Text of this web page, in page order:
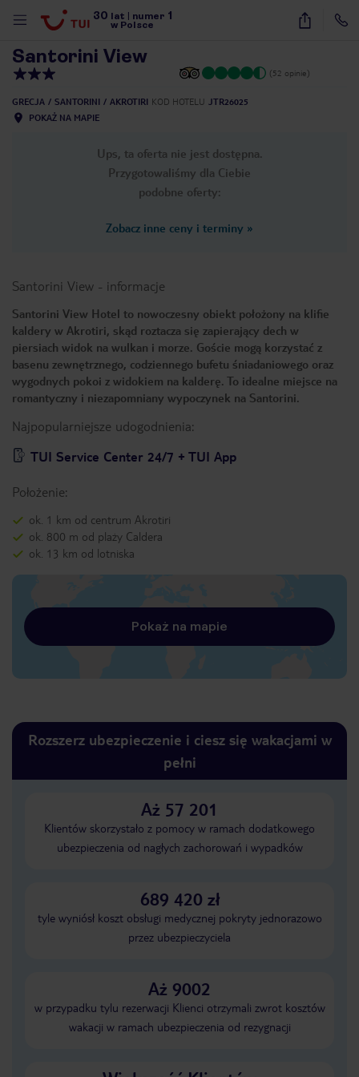
30 lat numer 1
w Polsce
30
Santorini View
(52 opinie)
GRECJA SANTORINI AKROTIRI KOD HOTELU
JTR26025
POKAŻ NA MAPIE
Ups, ta oferta nie jest dostępna.
Przygotowaliśmy dla Ciebie
podobne oferty:
Zobacz inne ceny i terminy »
Santorini View - informacje
Santorini View Hotel to nowoczesny obiekt położony na klifie
kaldery w Akrotiri, skąd roztacza się zapierający dech w
piersiach widok na wulkan i morze. Goście mogą korzystać z
basenu zewnętrznego, codziennego bufetu śniadaniowego oraz
wygodnych pokoi z widokiem na kalderę. To idealne miejsce na
romantyczny i niezapomniany wypoczynek na Santorini.
Najpopularniejsze udogodnienia:
TUI Service Center 24/7 + TUI App
Położenie:
ok. 1 km od centrum Akrotiri
ok. 800 m od plaży Caldera
ok. 13 km od lotniska
Pokaż na mapie
Rozszerz ubezpieczenie i ciesz się wakacjami w
pełni
Aż 57 201
Klientów skorzystało z pomocy w ramach dodatkowego
ubezpieczenia od nagłych zachorowań i wypadków
689 420 zł
tyle wyniósł koszt obsługi medycznej pokryty jednorazowo
przez ubezpieczyciela
Aż 9002
w przypadku tylu rezerwacji Klienci otrzymali zwrot kosztów
wakacji w ramach ubezpieczenia od rezygnacji